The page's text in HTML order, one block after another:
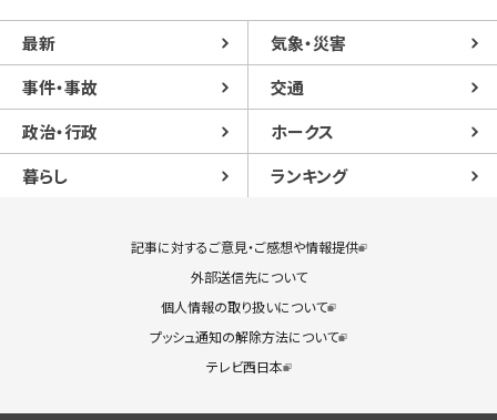
最新
気象・災害
事件・事故
交通
政治・行政
ホークス
暮らし
ランキング
記事に対するご意見・ご感想や情報提供
外部送信先について
個人情報の取り扱いについて
プッシュ通知の解除方法について
テレビ西日本